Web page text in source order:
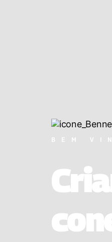
BEM